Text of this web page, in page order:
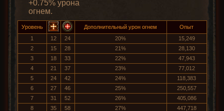
+0.75% урона
огнем.
Уровень Дополнительный урон огнем
Опыт
1
12 24 20%
15,249
2
15 28 21%
28,130
3
18 33 22%
47,943
4
21 37 23%
77,012
5
24 42 24%
118,383
6
27 46 25%
250,557
7
31 52 26%
405,086
8
35 58 27%
447,718